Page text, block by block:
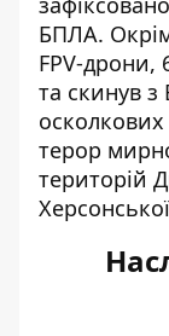
БПЛА.
FPV-дрони,
та скинув
терор
територій